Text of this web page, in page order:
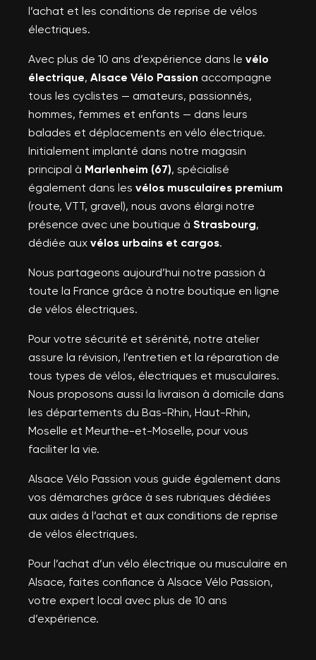
l’achat et les conditions de reprise de vélos
électriques.
Avec plus de 10 ans d’expérience dans le vélo
électrique, Alsace Vélo Passion accompagne
tous les cyclistes — amateurs, passionnés,
hommes, femmes et enfants — dans leurs
balades et déplacements en vélo électrique.
Initialement implanté dans notre magasin
principal à Marlenheim (67), spécialisé
également dans les vélos musculaires premium
(route, VTT, gravel), nous avons élargi notre
présence avec une boutique à Strasbourg,
dédiée aux vélos urbains et cargos.
Nous partageons aujourd’hui notre passion à
toute la France grâce à notre boutique en ligne
de vélos électriques.
Pour votre sécurité et sérénité, notre atelier
assure la révision, l’entretien et la réparation de
tous types de vélos, électriques et musculaires.
Nous proposons aussi la livraison à domicile dans
les départements du Bas-Rhin, Haut-Rhin,
Moselle et Meurthe-et-Moselle, pour vous
faciliter la vie.
Alsace Vélo Passion vous guide également dans
vos démarches grâce à ses rubriques dédiées
aux aides à l’achat et aux conditions de reprise
de vélos électriques.
Pour l’achat d’un vélo électrique ou musculaire en
Alsace, faites confiance à Alsace Vélo Passion,
votre expert local avec plus de 10 ans
d’expérience.